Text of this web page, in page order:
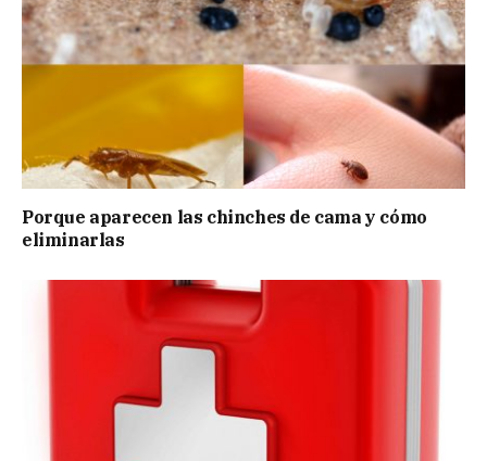
Porque aparecen las chinches de cama y cómo
eliminarlas